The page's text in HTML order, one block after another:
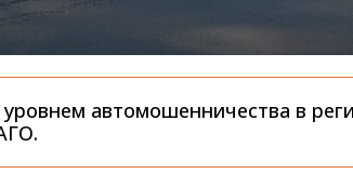
автомошенничества в